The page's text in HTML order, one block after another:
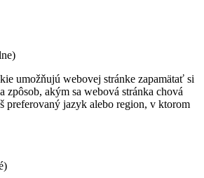
umožňujú webovej stránke zapamätať si
zpôsob, akým sa webová stránka chová
preferovaný jazyk alebo region, v ktorom